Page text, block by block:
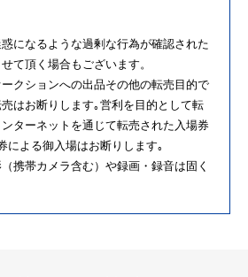
になるような過剰な行為が確認された
て頂く場合もございます。
ークションへの出品その他の転売目的で
はお断りします｡営利を目的として転
ターネットを通じて転売された入場券
による御入場はお断りします｡
携帯カメラ含む）や録画・録音は固く